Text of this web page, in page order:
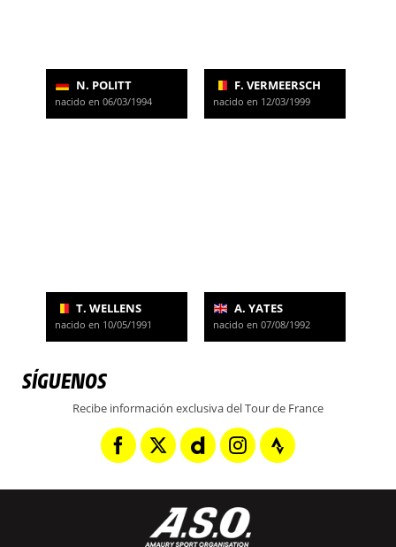
N. POLITT
nacido en 06/03/1994
F. VERMEERSCH
nacido en 12/03/1999
T. WELLENS
nacido en 10/05/1991
A. YATES
nacido en 07/08/1992
SÍGUENOS
Recibe información exclusiva del Tour de France